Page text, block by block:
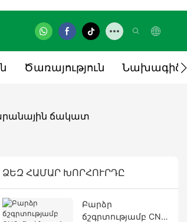
Ծառայություն Նախագիծ
ճակատ
ՁԵԶ ՀԱՄԱՐ ԽՈՐՀՈՒՐԴԸ
Բարձր
ճշգրտությամբ CNC